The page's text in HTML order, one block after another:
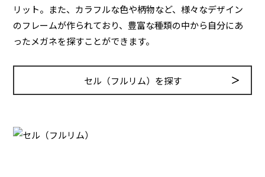
リット。また、カラフルな色や柄物など、様々なデザイン
のフレームが作られており、豊富な種類の中から自分にあ
ったメガネを探すことができます。
セル（フルリム）を探す